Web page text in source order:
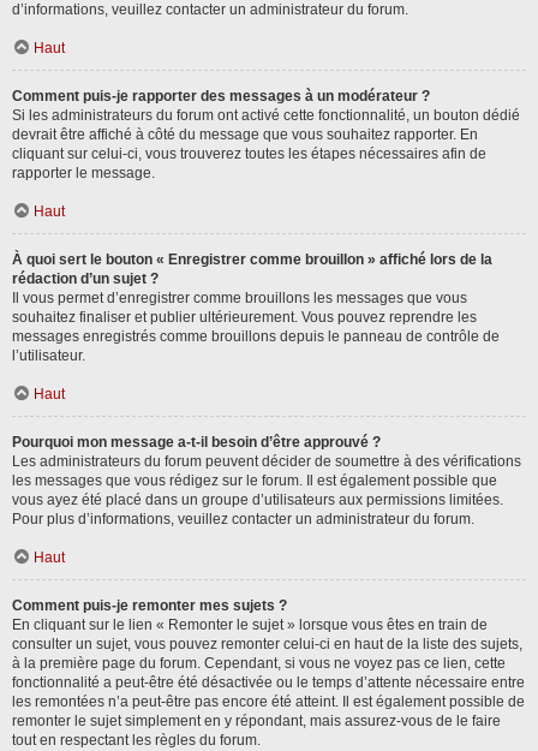
d’informations, veuillez contacter un administrateur du forum.
Haut
Comment puis-je rapporter des messages à un modérateur ?
Si les administrateurs du forum ont activé cette fonctionnalité, un bouton dédié
devrait être affiché à côté du message que vous souhaitez rapporter. En
cliquant sur celui-ci, vous trouverez toutes les étapes nécessaires afin de
rapporter le message.
Haut
À quoi sert le bouton « Enregistrer comme brouillon » affiché lors de la
rédaction d’un sujet ?
Il vous permet d’enregistrer comme brouillons les messages que vous
souhaitez finaliser et publier ultérieurement. Vous pouvez reprendre les
messages enregistrés comme brouillons depuis le panneau de contrôle de
l’utilisateur.
Haut
Pourquoi mon message a-t-il besoin d’être approuvé ?
Les administrateurs du forum peuvent décider de soumettre à des vérifications
les messages que vous rédigez sur le forum. Il est également possible que
vous ayez été placé dans un groupe d’utilisateurs aux permissions limitées.
Pour plus d’informations, veuillez contacter un administrateur du forum.
Haut
Comment puis-je remonter mes sujets ?
En cliquant sur le lien « Remonter le sujet » lorsque vous êtes en train de
consulter un sujet, vous pouvez remonter celui-ci en haut de la liste des sujets,
à la première page du forum. Cependant, si vous ne voyez pas ce lien, cette
fonctionnalité a peut-être été désactivée ou le temps d’attente nécessaire entre
les remontées n’a peut-être pas encore été atteint. Il est également possible de
remonter le sujet simplement en y répondant, mais assurez-vous de le faire
tout en respectant les règles du forum.